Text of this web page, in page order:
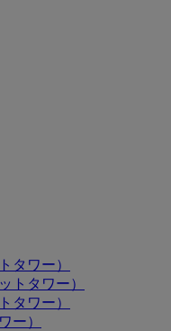
タワー）
トタワー）
タワー）
ー）